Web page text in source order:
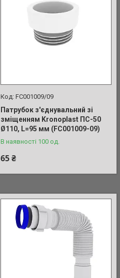
FC001009/09
Патрубок з'єднувальний зі
зміщенням Kronoplast ПС-50
Ø110, L=95 мм (FC001009-09)
В наявності 100 од.
65 ₴